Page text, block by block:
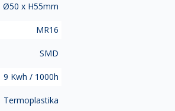
Ø50 x H55mm
MR16
SMD
9 Kwh / 1000h
Termoplastika